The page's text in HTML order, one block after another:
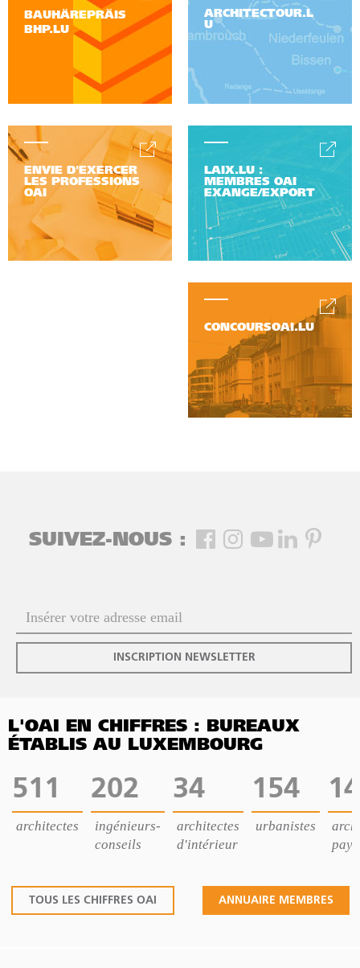
BAUHÄREPRÄIS
BHP.LU
ARCHITECTOUR.L
U
ENVIE D'EXERCER
LES PROFESSIONS
OAI
LAIX.LU :
MEMBRES OAI
EXANGE/EXPORT
CONCOURSOAI.LU
SUIVEZ-NOUS :
INSCRIPTION NEWSLETTER
L'OAI EN CHIFFRES : BUREAUX
ÉTABLIS AU LUXEMBOURG
511
architectes
202
ingénieurs-
conseils
34
architectes
d'intérieur
154
urbanistes
14
TOUS LES CHIFFRES OAI ANNUAIRE MEMBRES